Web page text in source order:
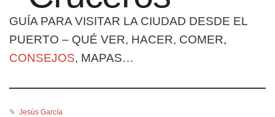
GUÍA PARA VISITAR LA CIUDAD DESDE EL
PUERTO – QUÉ VER, HACER, COMER,
CONSEJOS, MAPAS…
✎ Jesús García